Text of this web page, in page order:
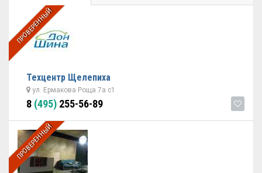
ПРОВЕРЕННЫЙ
Техцентр Щелепиха
ул. Ермакова Роща 7а с1
8 (495) 255-56-89
ПРОВЕРЕННЫЙ